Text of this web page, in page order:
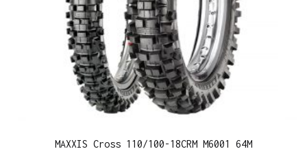
MAXXIS Cross 110/100-18CRM M6001 64M